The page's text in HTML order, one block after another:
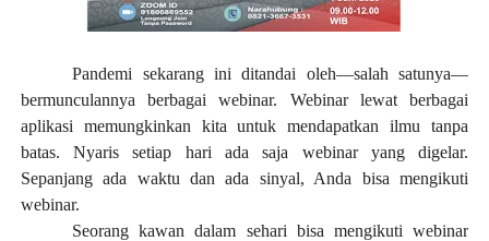
Pandemi sekarang ini ditandai oleh—salah satunya—
bermunculannya berbagai webinar. Webinar lewat berbagai
aplikasi memungkinkan kita untuk mendapatkan ilmu tanpa
batas. Nyaris setiap hari ada saja webinar yang digelar.
Sepanjang ada waktu dan ada sinyal, Anda bisa mengikuti
webinar.
Seorang kawan dalam sehari bisa mengikuti webinar